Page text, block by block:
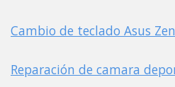
Cambio de teclado Asus
Reparación de camara